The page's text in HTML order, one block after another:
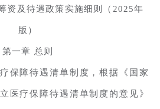
资及待遇政策实施细则（2025年
版）
第一章 总则
保障待遇清单制度，根据《国家
医疗保障待遇清单制度的意见》